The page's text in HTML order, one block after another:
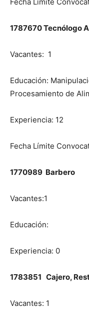
1787670 Tecnólogo
Vacantes: 1
Educación:
Procesamiento de
Experiencia: 12
Fecha Límite
1770989 Barbero
Vacantes:1
Educación:
Experiencia: 0
1783851 Cajero,
Vacantes: 1